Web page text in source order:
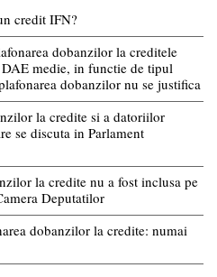
credit IFN?
dobanzilor la creditele
medie, in functie de tipul
dobanzilor nu se justifica
la credite si a datoriilor
se discuta in Parlament
la credite nu a fost inclusa pe
Deputatilor
dobanzilor la credite: numai